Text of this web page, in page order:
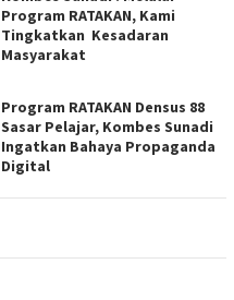
Program RATAKAN, Kami
Tingkatkan Kesadaran
Masyarakat
Program RATAKAN Densus 88
Sasar Pelajar, Kombes Sunadi
Ingatkan Bahaya Propaganda
Digital